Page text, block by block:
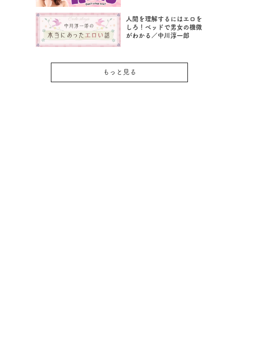
人間を理解するにはエロを
しろ！ベッドで男女の機微
がわかる／中川淳一郎
もっと見る